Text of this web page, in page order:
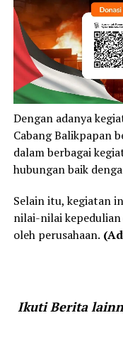
Dengan adanya
Cabang Balikpapan
dalam berbagai
hubungan baik
Selain itu, kegiatan
nilai-nilai kepedulian
oleh perusahaan.
Ikuti Berita